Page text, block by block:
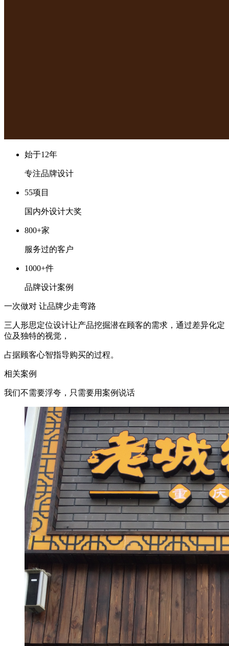
始于12年
专注品牌设计
55项目
国内外设计大奖
800+家
服务过的客户
1000+件
品牌设计案例
一次做对 让品牌少走弯路
三人形思定位设计让产品挖掘潜在顾客的需求，通过差异化定
位及独特的视觉，
占据顾客心智指导购买的过程。
相关案例
我们不需要浮夸，只需要用案例说话